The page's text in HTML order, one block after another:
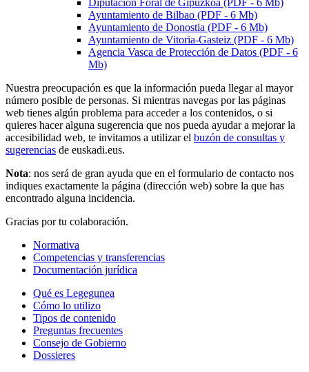
Ayuntamiento de Bilbao (PDF - 6 Mb)
Ayuntamiento de Donostia (PDF - 6 Mb)
Ayuntamiento de Vitoria-Gasteiz (PDF - 6 Mb)
Agencia Vasca de Protección de Datos (PDF - 6
Mb)
Nuestra preocupación es que la información pueda llegar al mayor
número posible de personas. Si mientras navegas por las páginas
web tienes algún problema para acceder a los contenidos, o si
quieres hacer alguna sugerencia que nos pueda ayudar a mejorar la
accesibilidad web, te invitamos a utilizar el buzón de consultas y
sugerencias de euskadi.eus.
Nota: nos será de gran ayuda que en el formulario de contacto nos
indiques exactamente la página (dirección web) sobre la que has
encontrado alguna incidencia.
Gracias por tu colaboración.
Normativa
Competencias y transferencias
Documentación jurídica
Qué es Legegunea
Cómo lo utilizo
Tipos de contenido
Preguntas frecuentes
Consejo de Gobierno
Dossieres